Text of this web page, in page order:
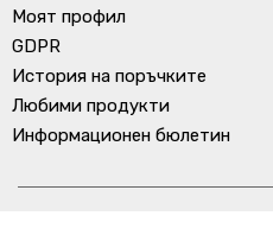
Моят профил
GDPR
История на поръчките
Любими продукти
Информационен бюлетин